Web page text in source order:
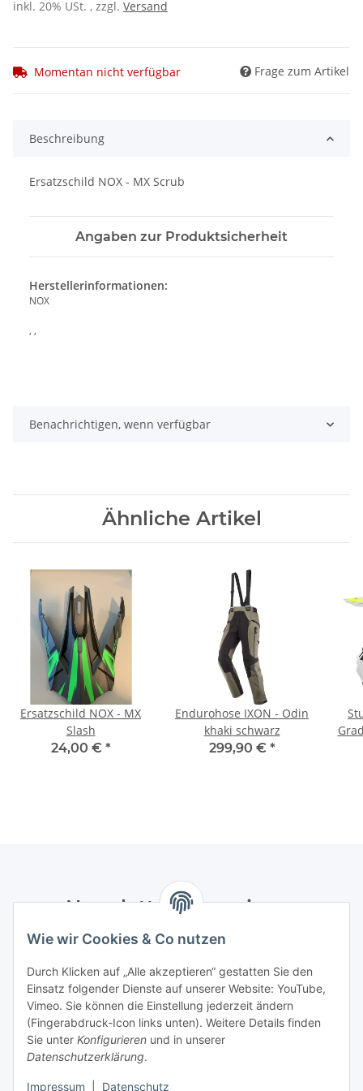
Wie wir Cookies & Co nutzen
Durch Klicken auf „Alle akzeptieren“ gestatten Sie den
Einsatz folgender Dienste auf unserer Website: YouTube,
Vimeo. Sie können die Einstellung jederzeit ändern
(Fingerabdruck-Icon links unten). Weitere Details finden
Sie unter Konfigurieren und in unserer
Datenschutzerklärung.
Impressum Datenschutz
inkl. 20% USt. , zzgl. Versand
Momentan nicht verfügbar Frage zum Artikel
Beschreibung
Ersatzschild NOX - MX Scrub
Angaben zur Produktsicherheit
Herstellerinformationen:
NOX
, ,
Benachrichtigen, wenn verfügbar
Ähnliche Artikel
Ersatzschild NOX - MX
Slash
24,00 € *
Endurohose IXON - Odin
khaki schwarz
299,90 € *
Newsletter Abonnieren
Bitte senden Sie mir entsprechend Ihrer
Informationen zu Ihrem Produktsortiment per E-Mail zu.
Abonnieren
Newsletter Abonnieren